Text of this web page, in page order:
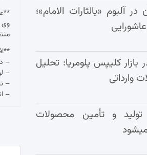
وی
–
–
–
–
آلبوم «یالثارات الامام»؛
بازار کلیپس پلومریا: تحلیل
وارداتی
و تأمین محصولات